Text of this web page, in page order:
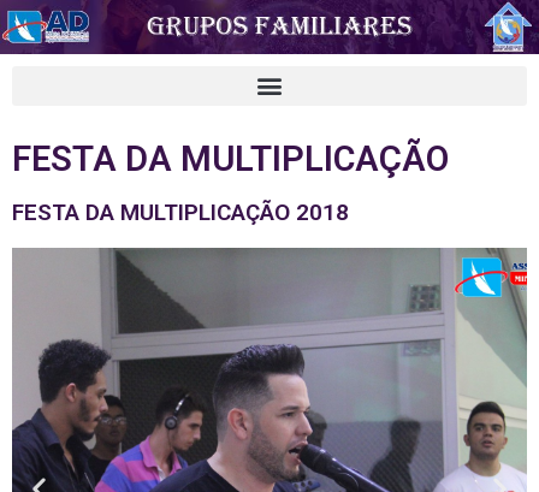
FESTA DA MULTIPLICAÇÃO
FESTA DA MULTIPLICAÇÃO 2018